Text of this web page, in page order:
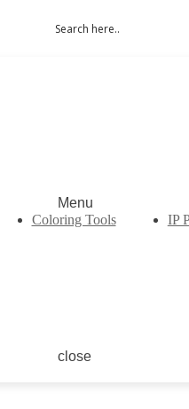
Menu
Coloring Tools IP
close